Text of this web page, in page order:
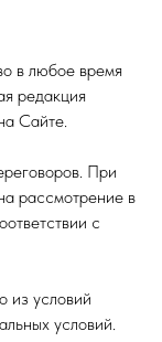
в любое время
редакция
Сайте.
При
рассмотрение в
с
из условий
условий.